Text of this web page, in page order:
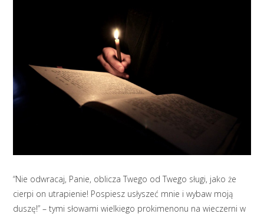
“Nie odwracaj, Panie, oblicza Twego od Twego sługi, jako że
cierpi on utrapienie! Pospiesz usłyszeć mnie i wybaw moją
duszę!” – tymi słowami wielkiego prokimenonu na wieczerni w